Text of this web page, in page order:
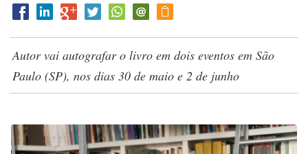
Autor vai autografar o livro em dois eventos em São
Paulo (SP), nos dias 30 de maio e 2 de junho